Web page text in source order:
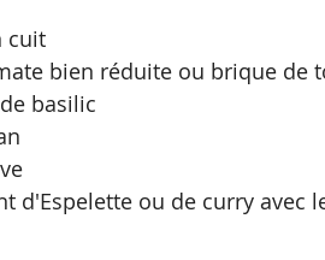
cuit
bien réduite ou brique de
basilic
d'Espelette ou de curry avec